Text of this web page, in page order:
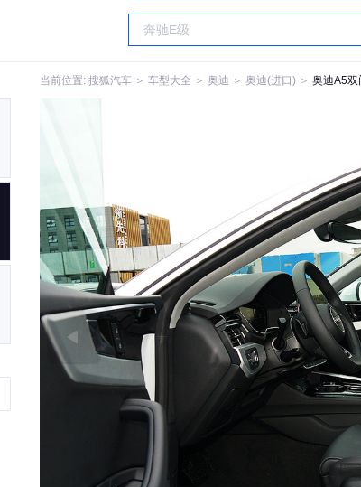
当前位置: 搜狐汽车 ＞ 车型大全 ＞ 奥迪 ＞ 奥迪(进口) ＞ 奥迪A5双